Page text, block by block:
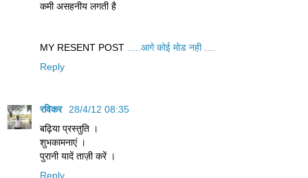
कमी असहनीय लगती है
MY RESENT POST
.....आगे कोई मोड नही ....
Reply
रविकर
28/4/12 08:35
बढ़िया प्रस्तुति ।
शुभकामनाएं ।
पुरानी यादें ताज़ी करें ।
Reply